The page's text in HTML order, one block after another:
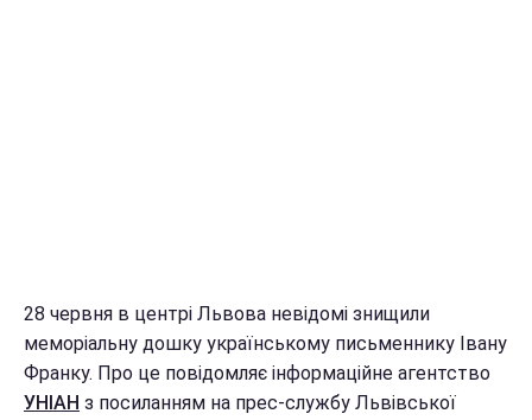
28 червня в центрі Львова невідомі знищили
меморіальну дошку українському письменнику Івану
Франку. Про це повідомляє інформаційне агентство
УНІАН з посиланням на прес-службу Львівської